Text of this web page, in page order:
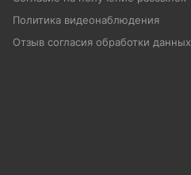
Политика видеонаблюдения
Отзыв согласия обработки данных